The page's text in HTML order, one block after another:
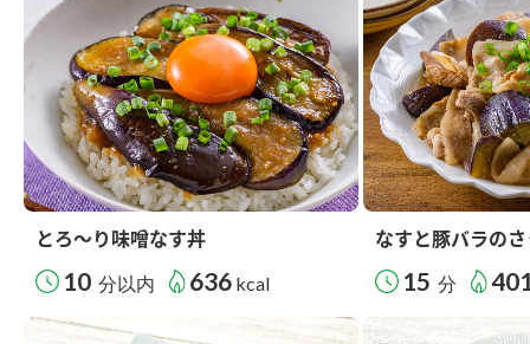
とろ～り味噌なす丼
10 分以内 636 kcal
なすと豚バラの
15 分